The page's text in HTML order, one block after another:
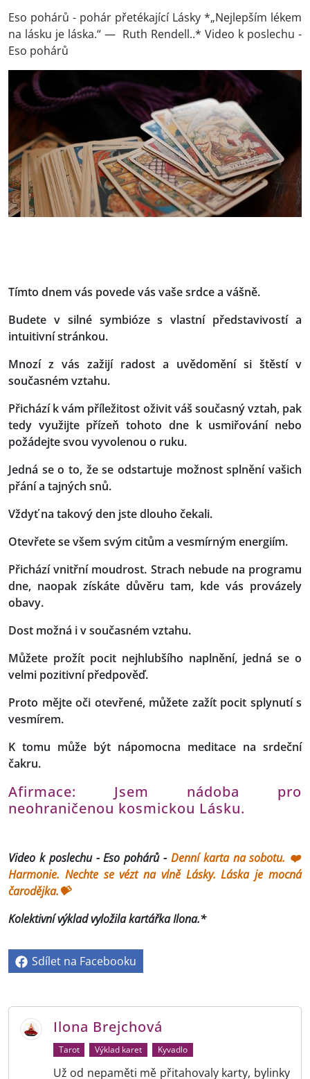
Eso pohárů - pohár přetékající Lásky *„Nejlepším lékem
na lásku je láska.“ — Ruth Rendell..* Video k poslechu -
Eso pohárů
Tímto dnem vás povede vás vaše srdce a vášně.
Budete v silné symbióze s vlastní představivostí a
intuitivní stránkou.
Mnozí z vás zažijí radost a uvědomění si štěstí v
současném vztahu.
Přichází k vám příležitost oživit váš současný vztah, pak
tedy využijte přízeň tohoto dne k usmiřování nebo
požádejte svou vyvolenou o ruku.
Jedná se o to, že se odstartuje možnost splnění vašich
přání a tajných snů.
Vždyť na takový den jste dlouho čekali.
Otevřete se všem svým citům a vesmírným energiím.
Přichází vnitřní moudrost. Strach nebude na programu
dne, naopak získáte důvěru tam, kde vás provázely
obavy.
Dost možná i v současném vztahu.
Můžete prožít pocit nejhlubšího naplnění, jedná se o
velmi pozitivní předpověď.
Proto mějte oči otevřené, můžete zažít pocit splynutí s
vesmírem.
K tomu může být nápomocna meditace na srdeční
čakru.
Afirmace: Jsem nádoba pro
neohraničenou kosmickou Lásku.
Video k poslechu - Eso pohárů - Denní karta na sobotu. ❤️
Harmonie. Nechte se vézt na vlně Lásky. Láska je mocná
čarodějka.💝
Kolektivní výklad vyložila kartářka Ilona.*
Sdílet na Facebooku
Ilona Brejchová
Tarot Výklad karet Kyvadlo
Už od nepaměti mě přitahovaly karty, bylinky